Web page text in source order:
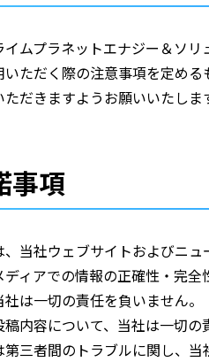
ムプラネットエナジー＆ソ
ただく際の注意事項を定め
だきますようお願いいたしま
事項
当社ウェブサイトおよびニ
ィアでの情報の正確性・完
は一切の責任を負いません。
内容について、当社は一切の
三者間のトラブルに関し、当